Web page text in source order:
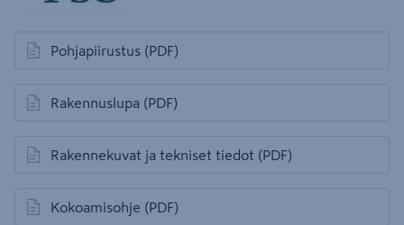
Pohjapiirustus (PDF)
avautuu uuteen välilehteen
Rakennuslupa (PDF)
avautuu uuteen välilehteen
Rakennekuvat ja tekniset tiedot (PDF)
avautuu uuteen välilehteen
Kokoamisohje (PDF)
avautuu uuteen välilehteen